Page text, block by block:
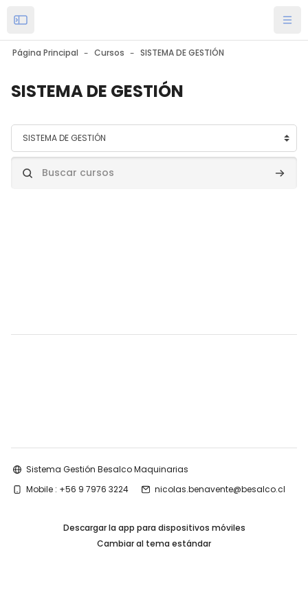
Open the sidebar
Página Principal Cursos SISTEMA DE GESTIÓN
SISTEMA DE GESTIÓN
Categorías
Sistema Gestión Besalco Maquinarias
Mobile : +56 9 7976 3224
nicolas.benavente@besalco.cl
Descargar la app para dispositivos móviles
Cambiar al tema estándar